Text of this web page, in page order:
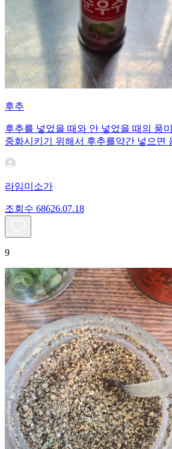
후추
후추를 넣었을 때와 안 넣었을 때의 풍
중화시키기 위해서 후추를약간 넣으면
라임미소가
조회수 68626.07.18
9